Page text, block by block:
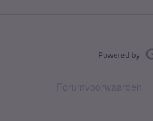
Forumvoorwaarden